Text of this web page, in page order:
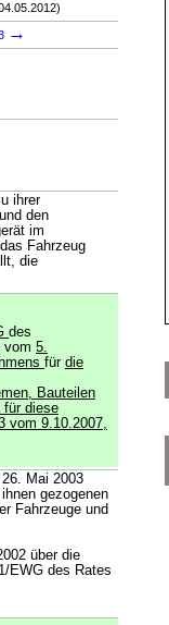
→
ihrer
den
im
Fahrzeug
die
des
vom 5.
für die
Bauteilen
für diese
vom 9.10.2007,
Mai 2003
gezogenen
Fahrzeuge und
über die
EWG des Rates